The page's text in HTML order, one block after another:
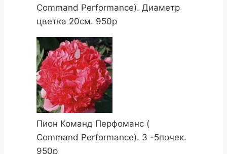
Command Performance). Диаметр
цветка 20см. 950р
Пион Команд Перфоманс (
Command Performance). 3 -5почек.
950р